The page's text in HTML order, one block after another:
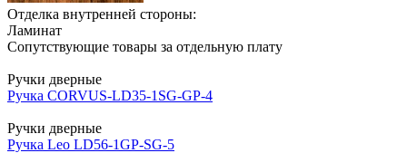
Отделка внутренней стороны:
Ламинат
Сопутствующие товары за отдельную плату
Ручки дверные
Ручка CORVUS-LD35-1SG-GP-4
Ручки дверные
Ручка Leo LD56-1GP-SG-5